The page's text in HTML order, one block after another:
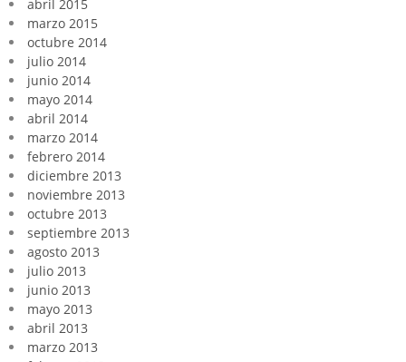
abril 2015
marzo 2015
octubre 2014
julio 2014
junio 2014
mayo 2014
abril 2014
marzo 2014
febrero 2014
diciembre 2013
noviembre 2013
octubre 2013
septiembre 2013
agosto 2013
julio 2013
junio 2013
mayo 2013
abril 2013
marzo 2013